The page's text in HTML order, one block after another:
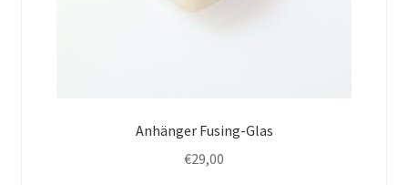
Anhänger Fusing-Glas
€29,00